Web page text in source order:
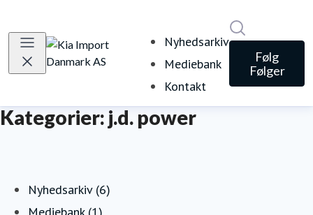
Nyhedsarkiv
Mediebank
Kontakt
Følg
Følger
Kategorier: j.d. power
Nyhedsarkiv (6)